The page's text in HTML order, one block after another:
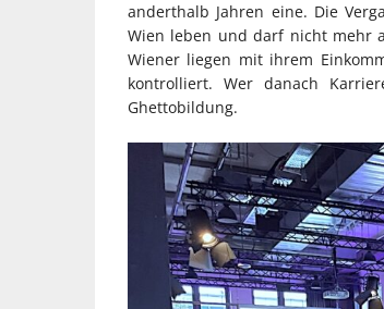
anderthalb Jahren eine. Die
Wien leben und darf nicht mehr
Wiener liegen mit ihrem
kontrolliert. Wer danach
Ghettobildung.